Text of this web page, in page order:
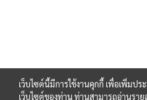
เว็บไซต์นี้มีการใช้งานคุกกี้ เพื่อเพิ่มป
เว็บไซต์ของท่าน ท่านสามารถอ่านราย